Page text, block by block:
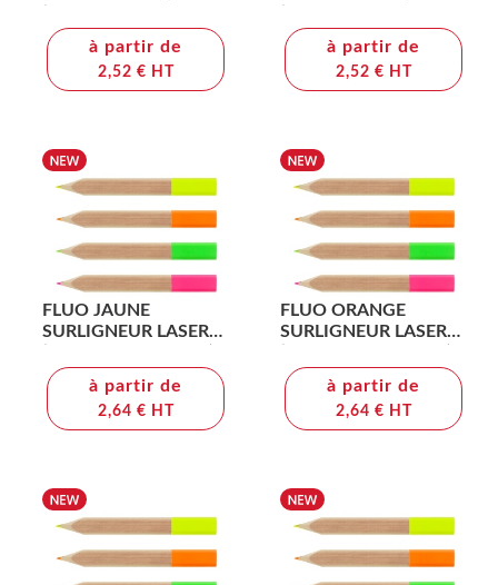
QV11)
à partir de
2,52 € HT
QV11)
à partir de
2,52 € HT
FLUO JAUNE
SURLIGNEUR LASER
à partir de
2,64 € HT
FLUO ORANGE
SURLIGNEUR LASER
à partir de
2,64 € HT